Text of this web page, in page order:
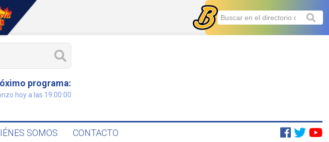
programa:
hoy a las 19:00:00
SOMOS CONTACTO